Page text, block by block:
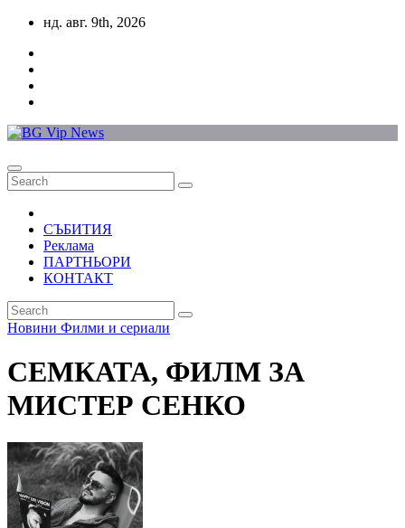
Skip
content
нд. авг. 9th, 2026
СЪБИТИЯ
Реклама
ПАРТНЬОРИ
КОНТАКТ
Новини Филми и сериали
СЕМКАТА, ФИЛМ ЗА
МИСТЕР СЕНКО